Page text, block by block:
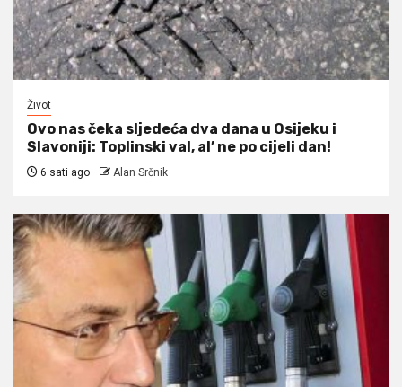
Život
Ovo nas čeka sljedeća dva dana u Osijeku i
Slavoniji: Toplinski val, al’ ne po cijeli dan!
6 sati ago Alan Srčnik